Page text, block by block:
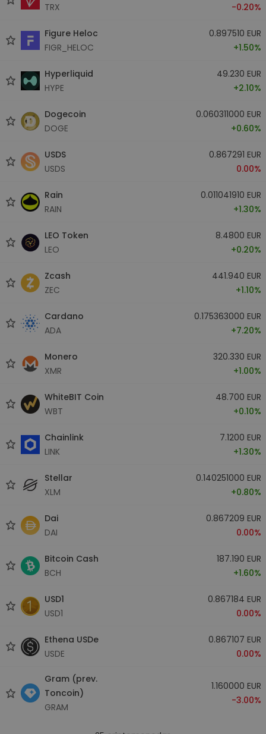
TRX
-0.20%
Figure Heloc
FIGR_HELOC
0.897510 EUR
+1.50%
Hyperliquid
HYPE
49.230 EUR
+2.10%
Dogecoin
DOGE
0.060311000 EUR
+0.60%
USDS
USDS
0.867291 EUR
0.00%
Rain
RAIN
0.011041910 EUR
+1.30%
LEO Token
LEO
8.4800 EUR
+0.20%
Zcash
ZEC
441.940 EUR
+1.10%
Cardano
ADA
0.175363000 EUR
+7.20%
Monero
XMR
320.330 EUR
+1.00%
WhiteBIT Coin
WBT
48.700 EUR
+0.10%
Chainlink
LINK
7.1200 EUR
+1.30%
Stellar
XLM
0.140251000 EUR
+0.80%
Dai
DAI
0.867209 EUR
0.00%
Bitcoin Cash
BCH
187.190 EUR
+1.60%
USD1
USD1
0.867184 EUR
0.00%
Ethena USDe
USDE
0.867107 EUR
0.00%
Gram (prev.
Toncoin)
GRAM
1.160000 EUR
-3.00%